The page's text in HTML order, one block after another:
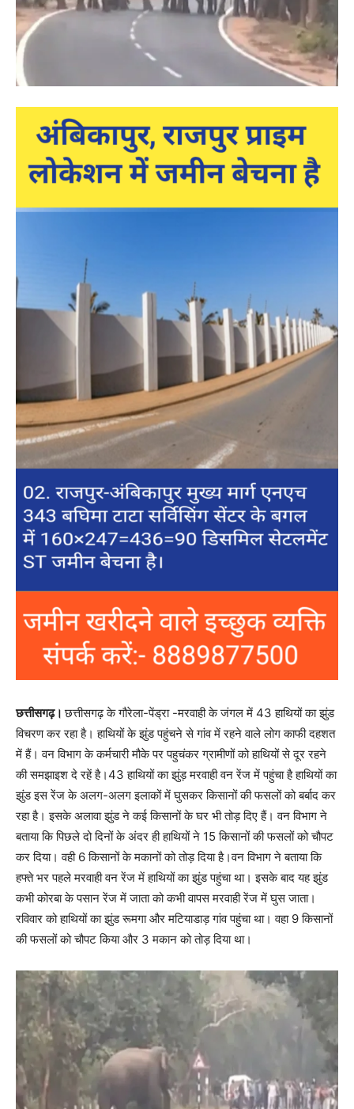
छत्तीसगढ़।छत्तीसगढ़ के गौरेला-पेंड्रा -मरवाही के जंगल में 43 हाथियों का झुंड
विचरण कर रहा है। हाथियों के झुंड पहुंचने से गांव में रहने वाले लोग काफी दहशत
में हैं। वन विभाग के कर्मचारी मौके पर पहुचंकर ग्रामीणों को हाथियों से दूर रहने
की समझाइश दे रहें है।43 हाथियों का झुंड़ मरवाही वन रेंज में पहुंचा है हाथियों का
झुंड इस रेंज के अलग-अलग इलाकों में घुसकर किसानों की फसलों को बर्बाद कर
रहा है। इसके अलावा झुंड ने कई किसानों के घर भी तोड़ दिए हैं। वन विभाग ने
बताया कि पिछले दो दिनों के अंदर ही हाथियों ने 15 किसानों की फसलों को चौपट
कर दिया। वही 6 किसानों के मकानों को तोड़ दिया है।वन विभाग ने बताया कि
हफ्ते भर पहले मरवाही वन रेंज में हाथियों का झुंड पहुंचा था। इसके बाद यह झुंड
कभी कोरबा के पसान रेंज में जाता को कभी वापस मरवाही रेंज में घुस जाता।
रविवार को हाथियों का झुंड रूमगा और मटियाडाड़ गांव पहुंचा था। वहा 9 किसानों
की फसलों को चौपट किया और 3 मकान को तोड़ दिया था।